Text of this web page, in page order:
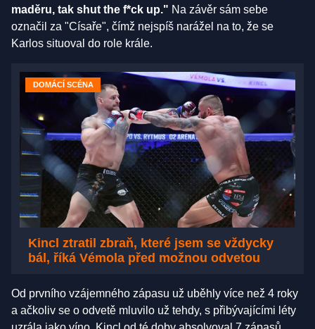
maděru, tak shut the f*ck up." Na závěr sám sebe
označil za "Císaře", čímž nejspíš narážel na to, že se
Karlos situoval do role krále.
DOMÁCÍ SCÉNA
Kincl ztratil zbraň, které jsem se vždycky
bál, říká Vémola před možnou odvetou
Od prvního vzájemného zápasu už uběhly více než 4 roky
a ačkoliv se o odvetě mluvilo už tehdy, s přibývajícími léty